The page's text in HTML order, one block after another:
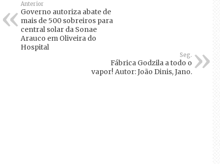
Anterior
Governo autoriza abate de
mais de 500 sobreiros para
central solar da Sonae
Arauco em Oliveira do
Hospital
Seg.
Fábrica Godzila a todo o
vapor! Autor: João Dinis, Jano.